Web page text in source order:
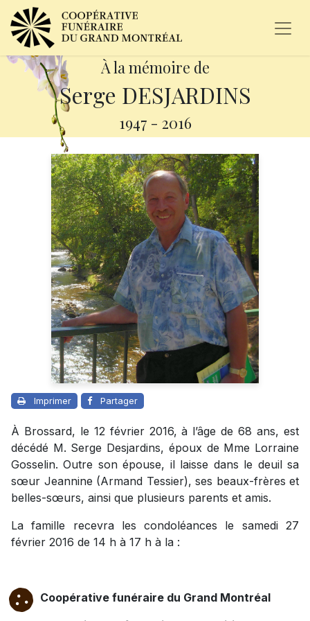
À la mémoire de
Serge DESJARDINS
1947 - 2016
Imprimer Partager
À Brossard, le 12 février 2016, à l’âge de 68 ans, est
décédé M. Serge Desjardins, époux de Mme Lorraine
Gosselin. Outre son épouse, il laisse dans le deuil sa
sœur Jeannine (Armand Tessier), ses beaux-frères et
belles-sœurs, ainsi que plusieurs parents et amis.
La famille recevra les condoléances le samedi 27
février 2016 de 14 h à 17 h à la :
Coopérative funéraire du Grand Montréal